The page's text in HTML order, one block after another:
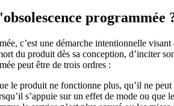
programmée
c’est une démarche intentionnelle
du produit dès sa conception, d’inciter
peut être de trois ordres :
le produit ne fonctionne plus, qu’il ne peut
s’appuie sur un effet de mode ou que